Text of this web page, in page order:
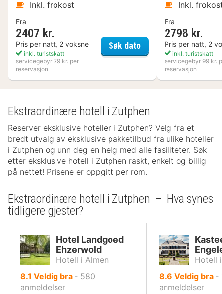
Inkl. frokost
Fra
2407 kr.
Pris per natt, 2 voksne
inkl. turistskatt
servicegebyr 79 kr. per
reservasjon
Søk datoKosta Boda Art Hotel
Inkl.
Fra
2798 kr.
Pris per natt, 2
inkl. turistskatt
servicegebyr 99 kr.
reservasjon
Ekstraordinære hotell i Zutphen
Reserver eksklusive hoteller i Zutphen? Velg fra et
bredt utvalg av eksklusive pakketilbud fra ulike hoteller
i Zutphen og unn deg en helg med alle fasiliteter. Søk
etter eksklusive hotell i Zutphen raskt, enkelt og billig
på nettet! Prisene er oppgitt per rom.
Ekstraordinære hotell i Zutphen – Hva synes
tidligere gjester?
Hotel Landgoed
Ehzerwold
Hotell i Almen
8.1 av
10,
Veldig bra ‐ 580
anmeldelser
Hotell
8.6 av
10,
Veldig bra ‐
anmeldelser